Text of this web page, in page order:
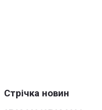
Стрічка новин